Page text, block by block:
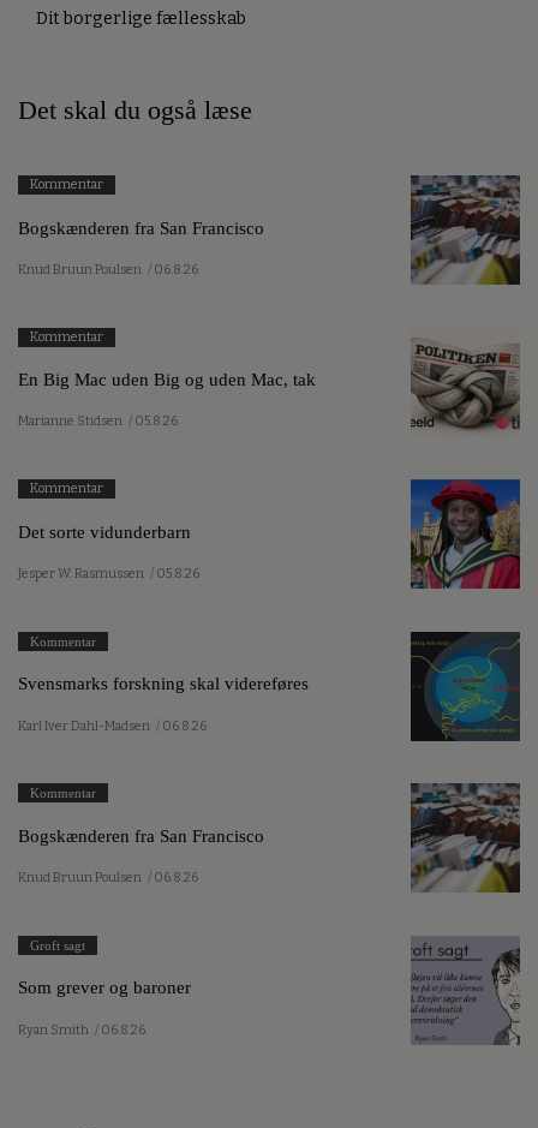
Dit borgerlige fællesskab
Det skal du også læse
Kommentar
Bogskænderen fra San Francisco
Knud Bruun Poulsen / 06.8.26
Kommentar
En Big Mac uden Big og uden Mac, tak
Marianne Stidsen / 05.8.26
Kommentar
Det sorte vidunderbarn
Jesper W. Rasmussen / 05.8.26
Kommentar
Svensmarks forskning skal videreføres
Karl Iver Dahl-Madsen / 06.8.26
Kommentar
Bogskænderen fra San Francisco
Knud Bruun Poulsen / 06.8.26
Groft sagt
Som grever og baroner
Ryan Smith / 06.8.26